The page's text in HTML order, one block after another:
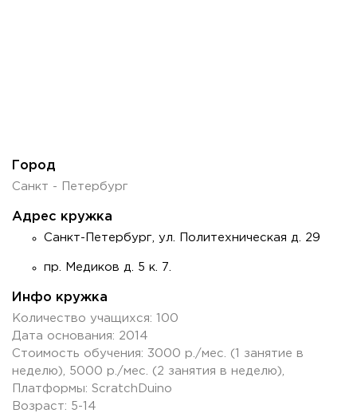
Город
Санкт - Петербург
Адрес кружка
Санкт-Петербург, ул. Политехническая д. 29
пр. Медиков д. 5 к. 7.
Инфо кружка
Количество учащихся: 100
Дата основания: 2014
Стоимость обучения: 3000 р./мес. (1 занятие в
неделю), 5000 р./мес. (2 занятия в неделю),
Платформы: ScratchDuino
Возраст: 5-14